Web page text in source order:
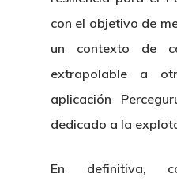
con el objetivo de
un contexto de
extrapolable a
aplicación
dedicado a la
En definitiva,